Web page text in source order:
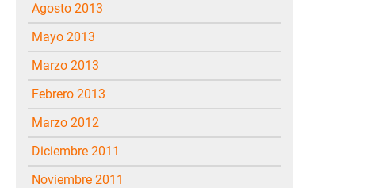
agosto 2013
mayo 2013
marzo 2013
febrero 2013
marzo 2012
diciembre 2011
noviembre 2011